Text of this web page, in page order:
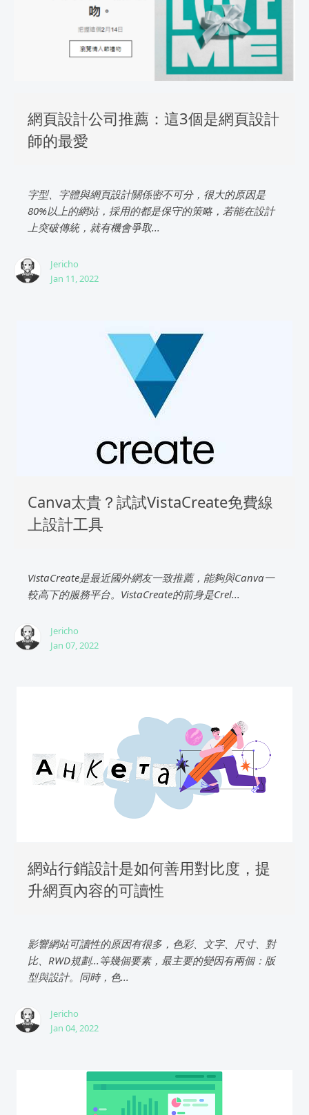
網頁設計公司推薦：這3個是網頁設計
師的最愛
字型、字體與網頁設計關係密不可分，很大的原因是
80%以上的網站，採用的都是保守的策略，若能在設計
上突破傳統，就有機會爭取...
Jericho
Jan 11, 2022
Canva太貴？試試VistaCreate免費線
上設計工具
VistaCreate是最近國外網友一致推薦，能夠與Canva一
較高下的服務平台。VistaCreate的前身是Crel...
Jericho
Jan 07, 2022
網站行銷設計是如何善用對比度，提
升網頁內容的可讀性
影響網站可讀性的原因有很多，色彩、文字、尺寸、對
比、RWD規劃...等幾個要素，最主要的變因有兩個：版
型與設計。同時，色...
Jericho
Jan 04, 2022